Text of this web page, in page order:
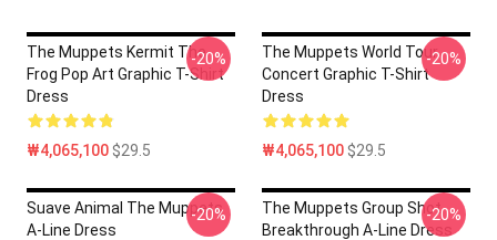
The Muppets Kermit The
Frog Pop Art Graphic T-Shirt
Dress
₩4,065,100$29.5
-20%
The Muppets World Tour
Concert Graphic T-Shirt
Dress
₩4,065,100$29.5
-20%
Suave Animal The Muppets
A-Line Dress
-20%
The Muppets Group Shot
Breakthrough A-Line Dress
-20%